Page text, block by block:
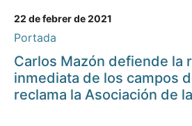
22 de febrer de 2021
Portada
Carlos Mazón defiende la
inmediata de los campos
reclama la Asociación de